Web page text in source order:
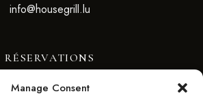
Manage Consent
info@housegrill.lu
RÉSERVATIONS
RÉSERVEZ VOTRE TABLE